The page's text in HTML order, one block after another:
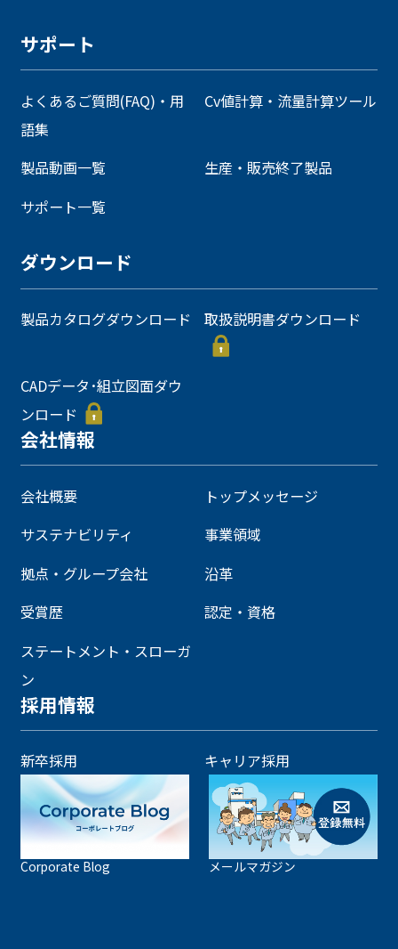
サポート
よくあるご質問(FAQ)・用
語集
Cv値計算・流量計算ツール
製品動画一覧
生産・販売終了製品
サポート一覧
ダウンロード
製品カタログダウンロード 取扱説明書ダウンロード
CADデータ･組立図面ダウ
ンロード
会社情報
会社概要
トップメッセージ
サステナビリティ
事業領域
拠点・グループ会社
沿革
受賞歴
認定・資格
ステートメント・スローガ
ン
採用情報
新卒採用 キャリア採用
Corporate Blog メールマガジン